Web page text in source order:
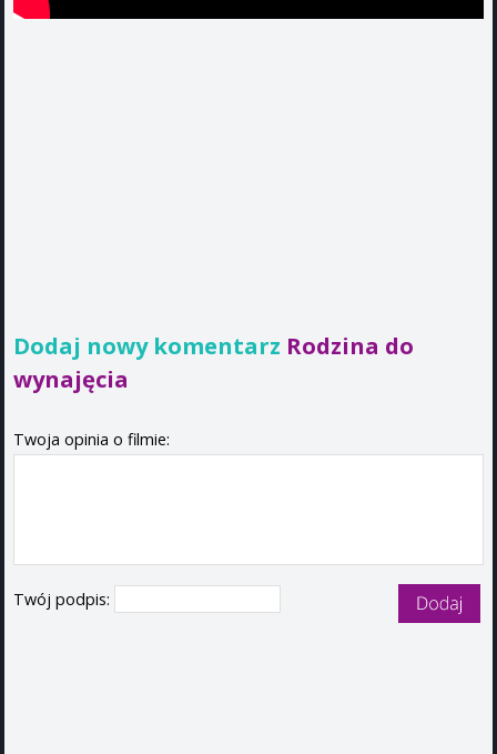
Dodaj nowy komentarz Rodzina do
wynajęcia
Twoja opinia o filmie:
Twój podpis: